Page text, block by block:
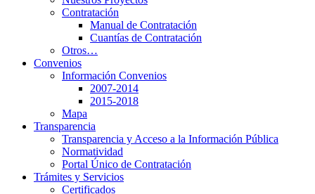
Contratación
Manual de Contratación
Cuantías de Contratación
Otros…
Convenios
Información Convenios
2007-2014
2015-2018
Mapa
Transparencia
Transparencia y Acceso a la Información Pública
Normatividad
Portal Único de Contratación
Trámites y Servicios
Certificados